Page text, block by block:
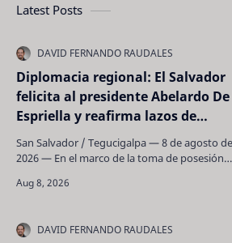
Latest Posts
Diplomacia regional: El Salvador
felicita al presidente Abelardo De
Espriella y reafirma lazos de
cooperación con Colombia
San Salvador / Tegucigalpa — 8 de agosto de
2026 — En el marco de la toma de posesión
Gobierno de El …